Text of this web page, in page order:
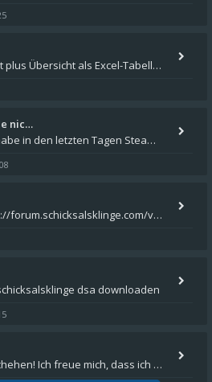
Und hier das Gesamtpaket plus Übersicht als Excel-Tabelle: https://forum.schicksalsklinge.com/viewtopic.php?f=239&t=156
nic…
Die zwölfe zum Gruß! Ich habe in den letzten Tagen Steam auf meinem Desktop PC mit Windows 11 installiert und über Steam
Probiere es mal hier: https://forum.schicksalsklinge.com/viewtopic.php?f=239&t=15661
dsa downloaden
Hallo Christian, gerne geschehen! Ich freue mich, dass ich Dir weiterhelfen konnte - und das Forum weiter "lebt". Denn